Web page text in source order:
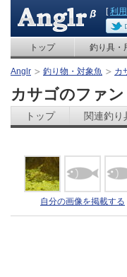
[利
トップ 釣り具・
Anglr 釣り物・対象魚 カ
カサゴのファン
トップ 関連釣り
自分の画像を掲載する